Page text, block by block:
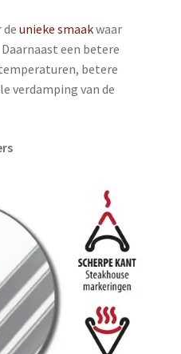
de unieke smaakwaar
een betere
betere
verdamping van de